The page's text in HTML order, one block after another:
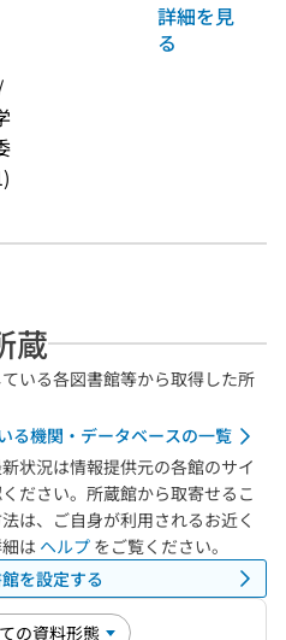
詳細を見
る
蔵
いる各図書館等から取得した所
る機関・データベースの一覧
状況は情報提供元の各館のサイ
ださい。所蔵館から取寄せるこ
は、ご自身が利用されるお近く
は ヘルプ をご覧ください。
を設定する